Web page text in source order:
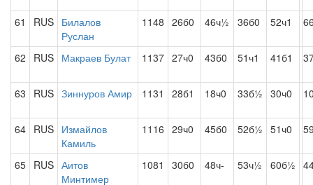
61 RUS Билалов
Руслан
1148 26б0 46ч½ 36б0 52ч1
62 RUS Макраев Булат 1137 27ч0 43б0 51ч1 41б1
63 RUS Зиннуров Амир 1131 28б1 18ч0 33б½ 30ч0
64 RUS Измайлов
Камиль
1116 29ч0 45б0 52б½ 51ч0
65 RUS Аитов
Минтимер
1081 30б0 48ч- 53ч½ 60б½